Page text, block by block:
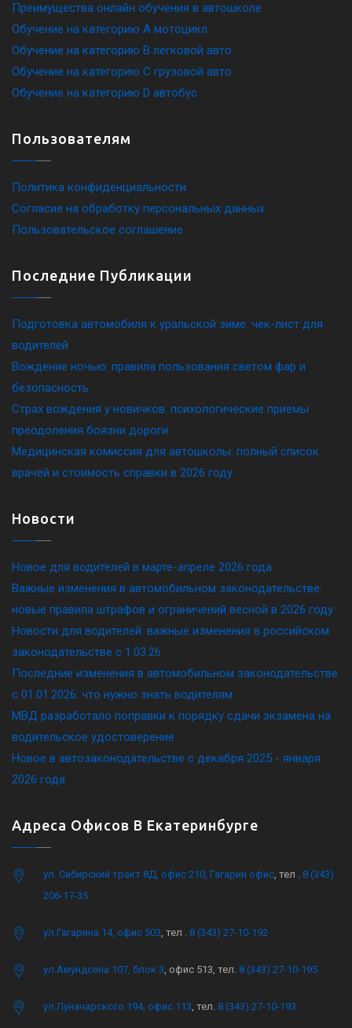
Преимущества онлайн обучения в автошколе
Обучение на категорию A мотоцикл
Обучение на категорию B легковой авто
Обучение на категорию C грузовой авто
Обучение на категорию D автобус
Пользователям
Политика конфиденциальности
Согласие на обработку персональных данных
Пользовательское соглашение
Последние Публикации
Подготовка автомобиля к уральской зиме: чек-лист для
водителей
Вождение ночью: правила пользования светом фар и
безопасность
Страх вождения у новичков: психологические приемы
преодоления боязни дороги
Медицинская комиссия для автошколы: полный список
врачей и стоимость справки в 2026 году
Новости
Новое для водителей в марте-апреле 2026 года
Важные изменения в автомобильном законодательстве:
новые правила штрафов и ограничений весной в 2026 году
Новости для водителей: важные изменения в российском
законодательстве c 1.03.26
Последние изменения в автомобильном законодательстве
c 01.01.2026: что нужно знать водителям
МВД разработало поправки к порядку сдачи экзамена на
водительское удостоверение
Новое в автозаконодательстве с декабря 2025 - января
2026 года
Адреса Офисов В Екатеринбурге
ул. Сибирский тракт 8Д, офис 210, Гагарин офис, тел . 8 (343)
206-17-35
ул.Гагарина 14, офис 503, тел . 8 (343) 27-10-192
ул.Амундсена 107, блок 3, офис 513, тел. 8 (343) 27-10-195
ул.Луначарского 194, офис 113, тел. 8 (343) 27-10-193